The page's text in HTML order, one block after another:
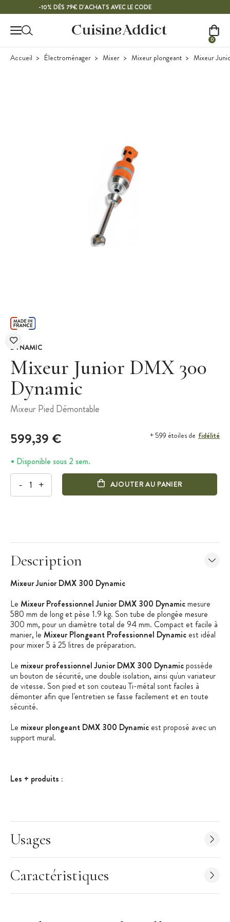
Contenu principal-10% DÈS 79€ D'ACHATS AVEC LE CODE
0
Accueil Électroménager Mixer Mixeur plongeant Mixeur
DYNAMIC
Mixeur Junior DMX 300
Dynamic
Mixeur Pied Démontable
599,39 € + 599 étoiles de fidélité
Disponible sous 2 sem.
- + AJOUTER AU PANIER
Description
Mixeur Junior DMX 300 Dynamic
Le Mixeur Professionnel Junior DMX 300 Dynamicmesure
580 mm de long et pèse 1.9 kg. Son tube de plongée mesure
300 mm, pour un diamètre total de 94 mm. Compact et facile à
manier, le Mixeur Plongeant Professionnel Dynamic est idéal
pour mixer 5 à 25 litres de préparation.
Le mixeur professionnel Junior DMX 300 Dynamicpossède
un bouton de sécurité, une double isolation, ainsi qu'un variateur
de vitesse. Son pied et son couteau Ti-métal sont faciles à
démonter afin que l'entretien se fasse facilement et en toute
sécurité.
Le mixeur plongeant DMX 300 Dynamic est proposé avec un
support mural.
Les + produits :
Caractéristiques du Mixeur
Marque : Dynamic
Modèle : Junior DMX 300
Puissance : 270 W
Usages
Caractéristiques